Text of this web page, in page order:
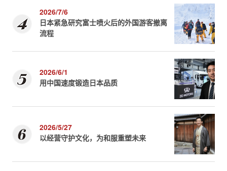
2026/7/6
日本紧急研究富士喷火后的外国游客撤离
流程
2026/6/1
用中国速度锻造日本品质
2026/5/27
以经营守护文化，为和服重塑未来